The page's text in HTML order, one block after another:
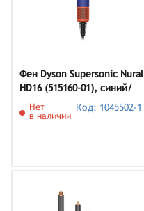
Фен Dyson Supersonic Nural
HD16 (515160-01), синий/
оранжевый
Нет
в наличии
Код: 1045502-1